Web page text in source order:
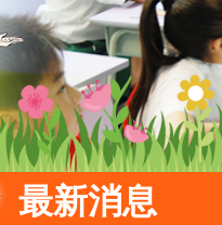
最新消息